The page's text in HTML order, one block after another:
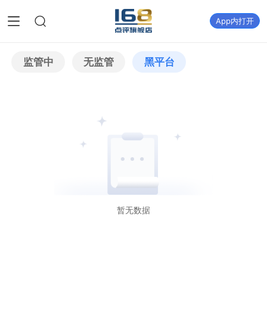
App内打开
监管中 无监管 黑平台
暂无数据